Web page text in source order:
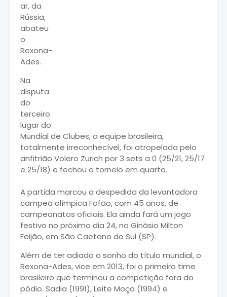
ar, da
Rússia,
abateu
o
Rexona-
Ades.
Na
disputa
do
terceiro
lugar do
Mundial de Clubes, a equipe brasileira,
totalmente irreconhecível, foi atropelada pelo
anfitrião Volero Zurich por 3 sets a 0 (25/21, 25/17
e 25/18) e fechou o torneio em quarto.
A partida marcou a despedida da levantadora
campeã olímpica Fofão, com 45 anos, de
campeonatos oficiais. Ela ainda fará um jogo
festivo no próximo dia 24, no Ginásio Milton
Feijão, em São Caetano do Sul (SP).
Além de ter adiado o sonho do título mundial, o
Rexona-Ades, vice em 2013, foi o primeiro time
brasileiro que terminou a competição fora do
pódio. Sadia (1991), Leite Moça (1994) e